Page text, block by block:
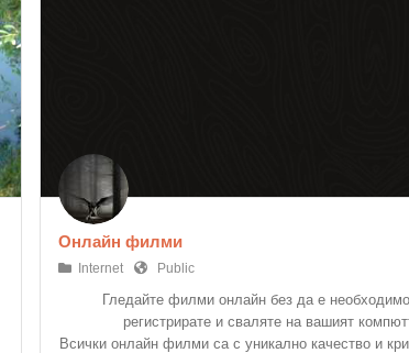
Онлайн филми
Internet Public
Гледайте филми онлайн без да е
регистрирате и сваляте на вашият
Всички онлайн филми са с уникално качество и